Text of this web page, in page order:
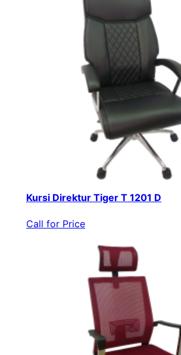
Kursi Direktur Tiger T 1201 D
Call for Price